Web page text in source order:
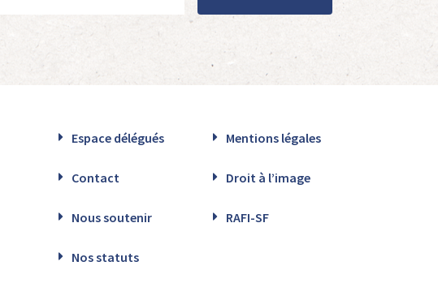
Espace délégués Mentions légales
Contact Droit à l’image
Nous soutenir RAFI-SF
Nos statuts